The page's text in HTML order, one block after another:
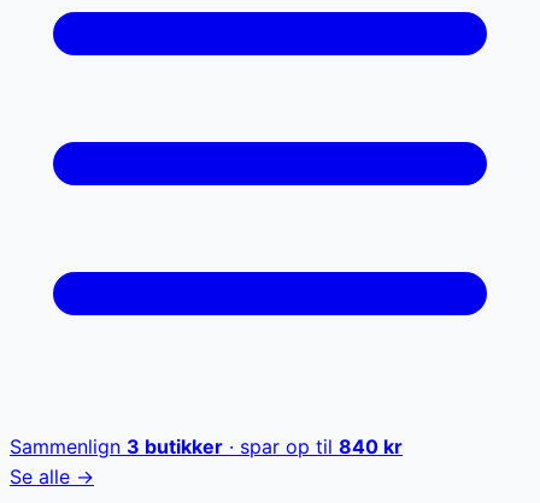
Sammenlign 3 butikker · spar op til 840 kr
Se alle →